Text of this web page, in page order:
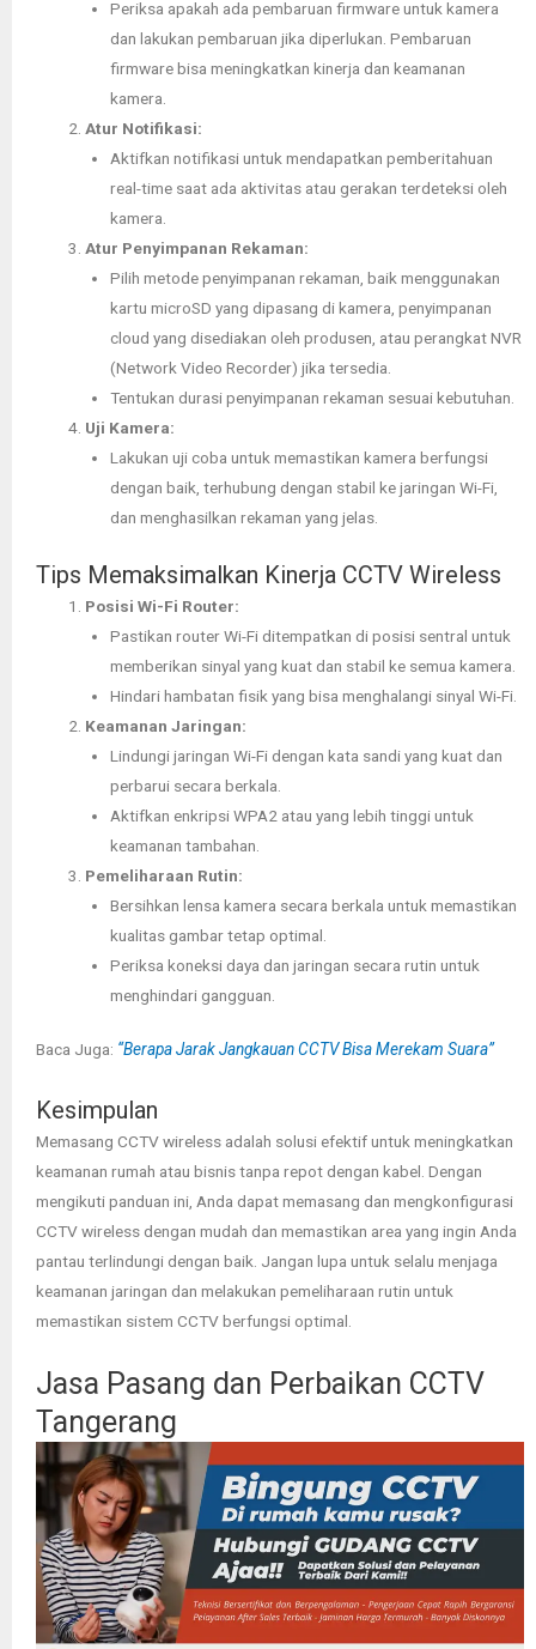
Periksa apakah ada pembaruan firmware untuk kamera
dan lakukan pembaruan jika diperlukan. Pembaruan
firmware bisa meningkatkan kinerja dan keamanan
kamera.
Atur Notifikasi:
Aktifkan notifikasi untuk mendapatkan pemberitahuan
real-time saat ada aktivitas atau gerakan terdeteksi oleh
kamera.
Atur Penyimpanan Rekaman:
Pilih metode penyimpanan rekaman, baik menggunakan
kartu microSD yang dipasang di kamera, penyimpanan
cloud yang disediakan oleh produsen, atau perangkat NVR
(Network Video Recorder) jika tersedia.
Tentukan durasi penyimpanan rekaman sesuai kebutuhan.
Uji Kamera:
Lakukan uji coba untuk memastikan kamera berfungsi
dengan baik, terhubung dengan stabil ke jaringan Wi-Fi,
dan menghasilkan rekaman yang jelas.
Tips Memaksimalkan Kinerja CCTV Wireless
Posisi Wi-Fi Router:
Pastikan router Wi-Fi ditempatkan di posisi sentral untuk
memberikan sinyal yang kuat dan stabil ke semua kamera.
Hindari hambatan fisik yang bisa menghalangi sinyal Wi-Fi.
Keamanan Jaringan:
Lindungi jaringan Wi-Fi dengan kata sandi yang kuat dan
perbarui secara berkala.
Aktifkan enkripsi WPA2 atau yang lebih tinggi untuk
keamanan tambahan.
Pemeliharaan Rutin:
Bersihkan lensa kamera secara berkala untuk memastikan
kualitas gambar tetap optimal.
Periksa koneksi daya dan jaringan secara rutin untuk
menghindari gangguan.
Baca Juga: “Berapa Jarak Jangkauan CCTV Bisa Merekam Suara”
Kesimpulan
Memasang CCTV wireless adalah solusi efektif untuk meningkatkan
keamanan rumah atau bisnis tanpa repot dengan kabel. Dengan
mengikuti panduan ini, Anda dapat memasang dan mengkonfigurasi
CCTV wireless dengan mudah dan memastikan area yang ingin Anda
pantau terlindungi dengan baik. Jangan lupa untuk selalu menjaga
keamanan jaringan dan melakukan pemeliharaan rutin untuk
memastikan sistem CCTV berfungsi optimal.
Jasa Pasang dan Perbaikan CCTV
Tangerang